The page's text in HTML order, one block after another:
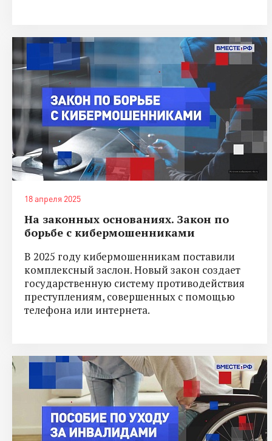
18 апреля 2025
На законных основаниях. Закон по
борьбе с кибермошенниками
В 2025 году кибермошенникам поставили
комплексный заслон. Новый закон создает
государственную систему противодействия
преступлениям, совершенных с помощью
телефона или интернета.